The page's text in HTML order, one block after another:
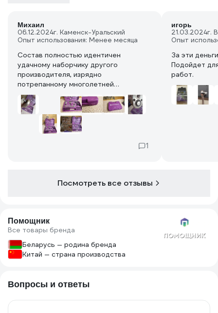
Михаил
06.12.2024г. Каменск-Уральский
Опыт использования: Менее месяца
Состав полностью идентичен
удачному наборчику другого
производителя, изрядно
потрепанному многолетней
эксплуатацией. Качество
изготовления этого набора оставляет
желать, но и ценник несравним. При
осмотре я не обнаружил явного
брака, просто грубовато все. Металл
1
игорь
21.03.2024г.
Опыт
За эти
Подойдет
работ.
Посмотреть все отзывы
Помощник
Все товары бренда
Беларусь — родина бренда
Китай — страна производства
Вопросы и ответы